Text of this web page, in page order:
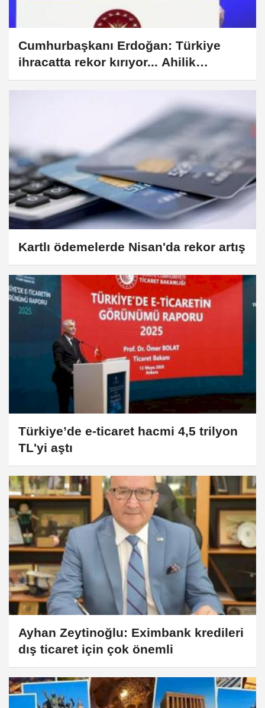
Cumhurbaşkanı Erdoğan: Türkiye
ihracatta rekor kırıyor... Ahilik
geleneğiyle fırsatçılığa geçit yok
Kartlı ödemelerde Nisan'da rekor artış
Türkiye’de e-ticaret hacmi 4,5 trilyon
TL'yi aştı
Ayhan Zeytinoğlu: Eximbank kredileri
dış ticaret için çok önemli